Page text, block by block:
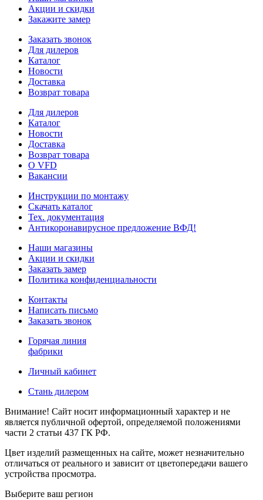
Акции и скидки
Закажите замер
Заказать звонок
Для дилеров
Каталог
Новости
Доставка
Возврат товара
Для дилеров
Каталог
Новости
Доставка
Возврат товара
О VFD
Вакансии
Инструкции по монтажу
Скачать каталог
Тех. документация
Антикоронавирусное предложение ВФД!
Наши магазины
Акции и скидки
Заказать замер
Политика конфиденциальности
Контакты
Написать письмо
Заказать звонок
Горячая линия
фабрики
Личный кабинет
Стань дилером
Внимание! Сайт носит информационный характер и не
является публичной офертой, определяемой положениями
части 2 статьи 437 ГК РФ.
Цвет изделий размещенных на сайте, может незначительно
отличаться от реального и зависит от цветопередачи вашего
устройства просмотра.
Выберите ваш регион